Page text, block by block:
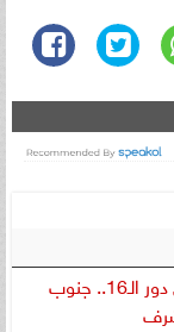
هدف قاتل يقود كندا إلى دور الـ16.. جنوب